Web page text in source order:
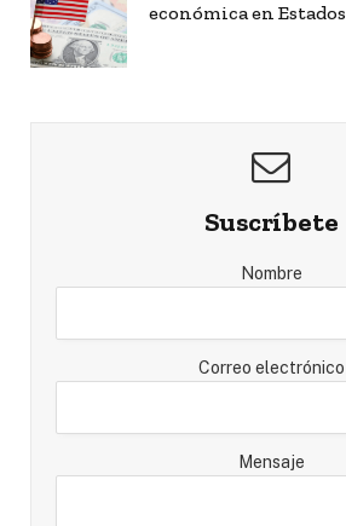
económica en
Suscríbete
Nombre
Correo electrónico
Mensaje